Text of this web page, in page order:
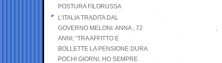
POSTURA FILORUSSA
L’ITALIA TRADITA DAL
GOVERNO MELONI. ANNA , 72
ANNI; “TRA AFFITTO E
BOLLETTE LA PENSIONE DURA
POCHI GIORNI, HO SEMPRE